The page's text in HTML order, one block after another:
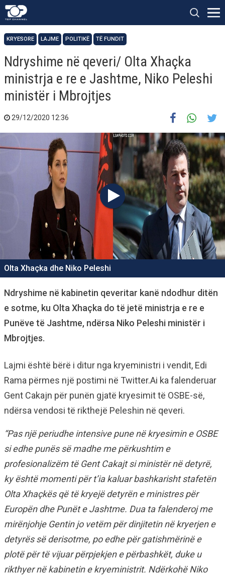
KRYESORE LAJME POLITIKË TË FUNDIT
Ndryshime në qeveri/ Olta Xhaçka
ministrja e re e Jashtme, Niko Peleshi
ministër i Mbrojtjes
29/12/2020 12:36
Olta Xhaçka dhe Niko Peleshi
Ndryshime në kabinetin qeveritar kanë ndodhur ditën
e sotme, ku Olta Xhaçka do të jetë ministrja e re e
Punëve të Jashtme, ndërsa Niko Peleshi ministër i
Mbrojtjes.
Lajmi është bërë i ditur nga kryeministri i vendit, Edi
Rama përmes një postimi në Twitter.Ai ka falenderuar
Gent Cakajn për punën gjatë kryesimit të OSBE-së,
ndërsa vendosi të rikthejë Peleshin në qeveri.
“Pas një periudhe intensive pune në kryesimin e OSBE
si edhe punës së madhe me përkushtim e
profesionalizëm të Gent Cakajt si ministër në detyrë,
ky është momenti për t’ia kaluar bashkarisht stafetën
Olta Xhaçkës që të kryejë detyrën e ministres për
Europën dhe Punët e Jashtme. Dua ta falenderoj me
mirënjohje Gentin jo vetëm për dinjitetin në kryerjen e
detyrës së derisotme, po edhe për gatishmërinë e
plotë për të vijuar përpjekjen e përbashkët, duke u
rikthyer në kabinetin e kryeministrit. Ndërkohë Niko